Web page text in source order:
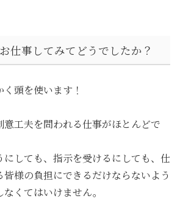
仕事してみてどうでしたか？
頭を使います！
意工夫を問われる仕事がほとんどで
にしても、指示を受けるにしても、仕
様の負担にできるだけならないよう
くてはいけません。